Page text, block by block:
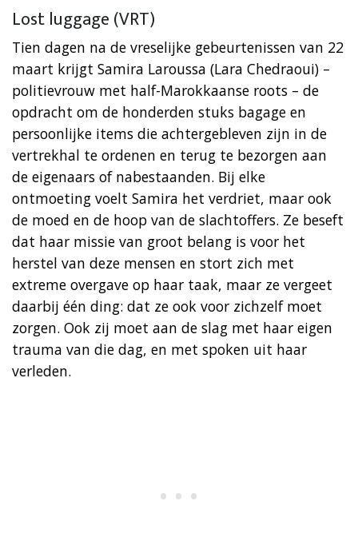
Lost luggage (VRT)
Tien dagen na de vreselijke gebeurtenissen van 22
maart krijgt Samira Laroussa (Lara Chedraoui) –
politievrouw met half-Marokkaanse roots – de
opdracht om de honderden stuks bagage en
persoonlijke items die achtergebleven zijn in de
vertrekhal te ordenen en terug te bezorgen aan
de eigenaars of nabestaanden. Bij elke
ontmoeting voelt Samira het verdriet, maar ook
de moed en de hoop van de slachtoffers. Ze beseft
dat haar missie van groot belang is voor het
herstel van deze mensen en stort zich met
extreme overgave op haar taak, maar ze vergeet
daarbij één ding: dat ze ook voor zichzelf moet
zorgen. Ook zij moet aan de slag met haar eigen
trauma van die dag, en met spoken uit haar
verleden.